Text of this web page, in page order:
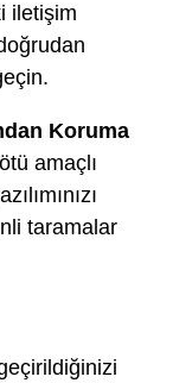
iletişim
Koruma
amaçlı
taramalar